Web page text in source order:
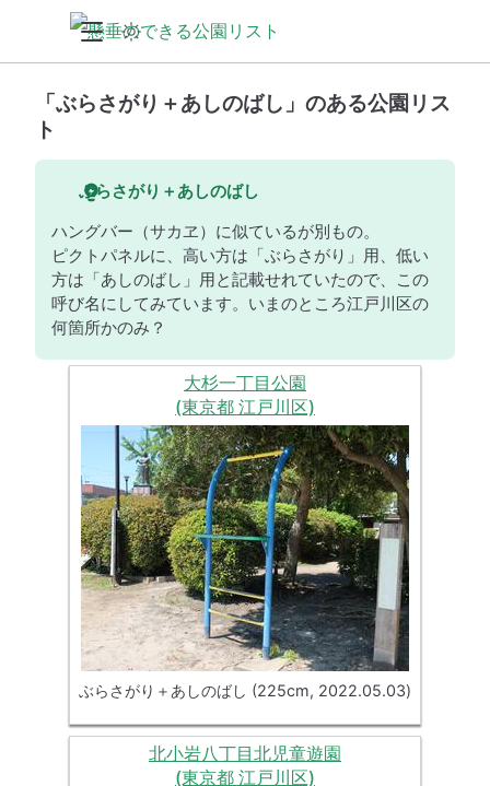
「ぶらさがり＋あしのばし」のある公園リス
ト
ぶらさがり＋あしのばし
ハングバー（サカヱ）に似ているが別もの。
ピクトパネルに、高い方は「ぶらさがり」用、低い
方は「あしのばし」用と記載せれていたので、この
呼び名にしてみています。いまのところ江戸川区の
何箇所かのみ？
大杉一丁目公園
(東京都 江戸川区)
ぶらさがり＋あしのばし (225cm, 2022.05.03)
北小岩八丁目北児童遊園
(東京都 江戸川区)